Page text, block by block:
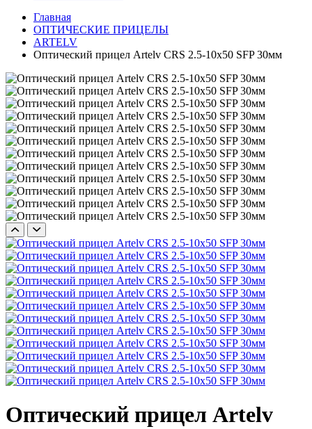
Главная
ОПТИЧЕСКИЕ ПРИЦЕЛЫ
ARTELV
Оптический прицел Artelv CRS 2.5-10x50 SFP 30мм
Оптический прицел Artelv